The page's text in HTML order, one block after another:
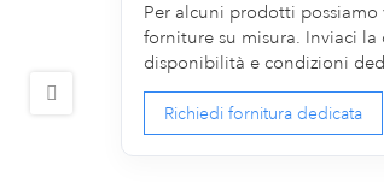
Per alcuni prodotti
forniture su misura. Inviaci
disponibilità e condizioni
Richiedi fornitura dedicata